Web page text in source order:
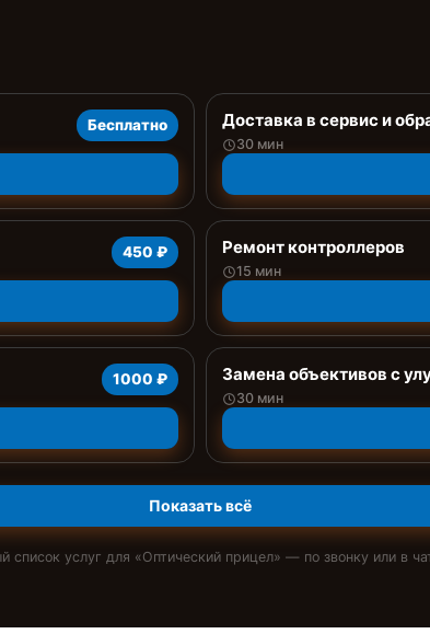
Бесплатно Доставка в сервис и
30 мин
450 ₽ Ремонт контроллеров
15 мин
1000 ₽ Замена объективов с
30 мин
Показать всё
список услуг для «Оптический прицел» — по звонку или в